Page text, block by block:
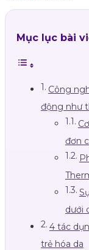
Mục lục bài
Công
động như
đơn
dưới
4 tác
trẻ hóa da